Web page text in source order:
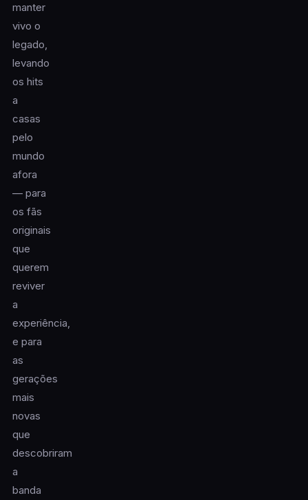
manter
vivo o
legado,
levando
os hits
a
casas
pelo
mundo
afora
— para
os fãs
originais
que
querem
reviver
a
experiência,
e para
as
gerações
mais
novas
que
descobriram
a
banda